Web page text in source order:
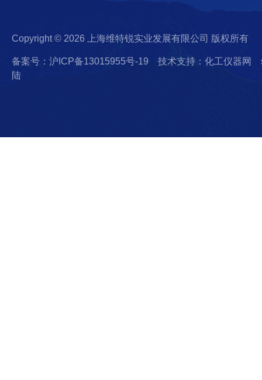
Copyright © 2026 上海维特锐实业发展有限公司 版权所有
备案号：沪ICP备13015955号-19 技术支持：化工仪器网
陆